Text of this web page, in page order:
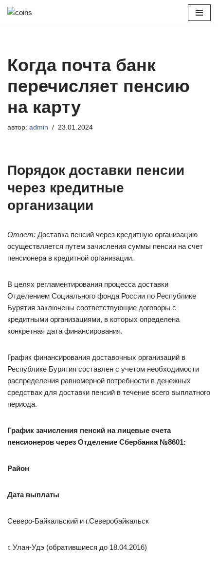
Когда почта банк
перечисляет пенсию
на карту
автор: admin 23.01.2024
Порядок доставки пенсии
через кредитные
организации
Ответ: Доставка пенсий через кредитную организацию
осуществляется путем зачисления суммы пенсии на счет
пенсионера в кредитной организации.
В целях регламентирования процесса доставки
Отделением Социального фонда России по Республике
Бурятия заключены соответствующие договоры с
кредитными организациями, в которых определена
конкретная дата финансирования.
График финансирования доставочных организаций в
Республике Бурятия составлен с учетом необходимости
распределения равномерной потребности в денежных
средствах для доставки пенсий в течение всего выплатного
периода.
График зачисления пенсий на лицевые счета
пенсионеров через Отделение Сбербанка №8601:
Район
Дата выплаты
Северо-Байкальский и г.Северобайкальск
г. Улан-Удэ (обратившиеся до 18.04.2016)